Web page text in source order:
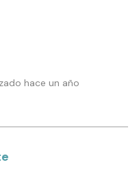
hace un año